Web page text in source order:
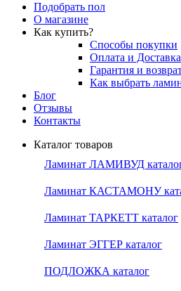
Подобрать пол
О магазине
Как купить?
Способы покупки
Оплата и Доставка
Гарантия и
Как выбрать
Блог
Отзывы
Контакты
Каталог товаров
Ламинат ЛАМИВУД
Ламинат КАСТАМОНУ
Ламинат ТАРКЕТТ каталог
Ламинат ЭГГЕР каталог
ПОДЛОЖКА каталог